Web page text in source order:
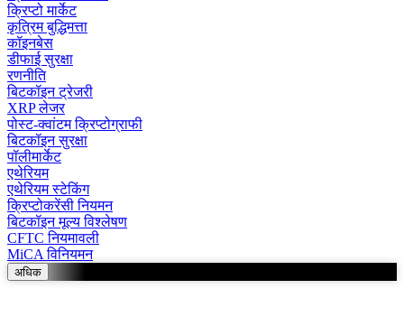
क्रिप्टो मार्केट
कृत्रिम बुद्धिमत्ता
कॉइनबेस
डीफाई सुरक्षा
रणनीति
बिटकॉइन ट्रेजरी
XRP लेजर
पोस्ट-क्वांटम क्रिप्टोग्राफी
बिटकॉइन सुरक्षा
पॉलीमार्केट
एथेरियम
एथेरियम स्टेकिंग
क्रिप्टोकरेंसी नियमन
बिटकॉइन मूल्य विश्लेषण
CFTC नियमावली
MiCA विनियमन
अधिक